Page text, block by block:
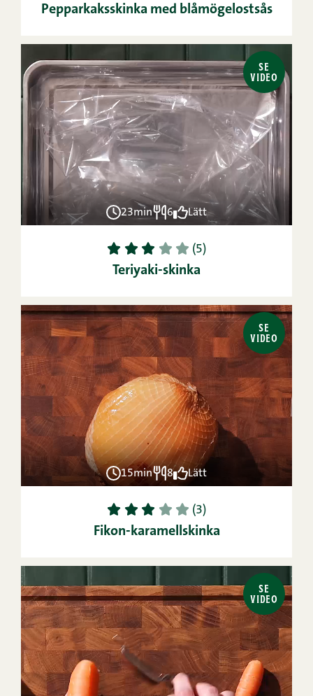
Pepparkaksskinka med blåmögelostsås
SE
VIDEO
23min 6 Lätt
1 2 3 4 5 (5)
Teriyaki-skinka
SE
VIDEO
15min 8 Lätt
1 2 3 4 5 (3)
Fikon-karamellskinka
SE
VIDEO